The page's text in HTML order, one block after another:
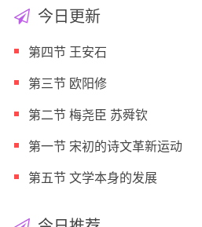
今日更新
第四节 王安石
第三节 欧阳修
第二节 梅尧臣 苏舜钦
第一节 宋初的诗文革新运动
第五节 文学本身的发展